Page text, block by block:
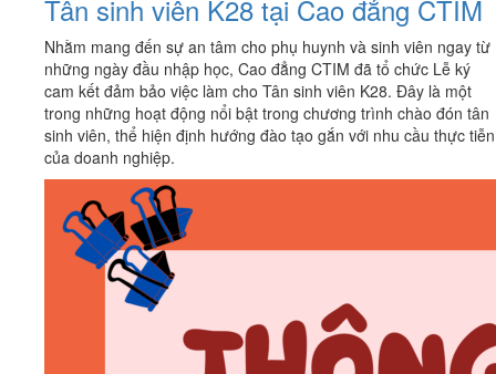
Tân sinh viên K28 tại Cao đẳng CTIM
Nhằm mang đến sự an tâm cho phụ huynh và sinh viên ngay từ
những ngày đầu nhập học, Cao đẳng CTIM đã tổ chức Lễ ký
cam kết đảm bảo việc làm cho Tân sinh viên K28. Đây là một
trong những hoạt động nổi bật trong chương trình chào đón tân
sinh viên, thể hiện định hướng đào tạo gắn với nhu cầu thực tiễn
của doanh nghiệp.